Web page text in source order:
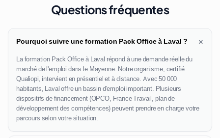
Questions fréquentes
Pourquoi suivre une formation Pack Office à Laval ? +
La formation Pack Office à Laval répond à une demande réelle du
marché de l'emploi dans le Mayenne. Notre organisme, certifié
Qualiopi, intervient en présentiel et à distance. Avec 50 000
habitants, Laval offre un bassin d'emploi important. Plusieurs
dispositifs de financement (OPCO, France Travail, plan de
développement des compétences) peuvent prendre en charge votre
parcours selon votre situation.